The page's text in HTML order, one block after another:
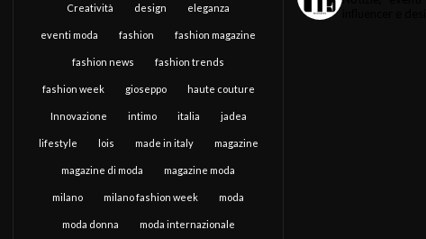
Creatività design eleganza
eventi moda fashion fashion magazine
fashion news fashion trends
fashion week gioseppo haute couture
Innovazione intimo italia jadea
lifestyle lois made in italy magazine
magazine di moda magazine moda
milano milano fashion week moda
moda donna moda internazionale